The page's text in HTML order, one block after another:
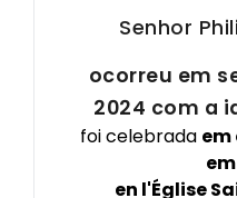
Senhor
ocorreu em
2024 com a
foi celebrada em
en l'Église